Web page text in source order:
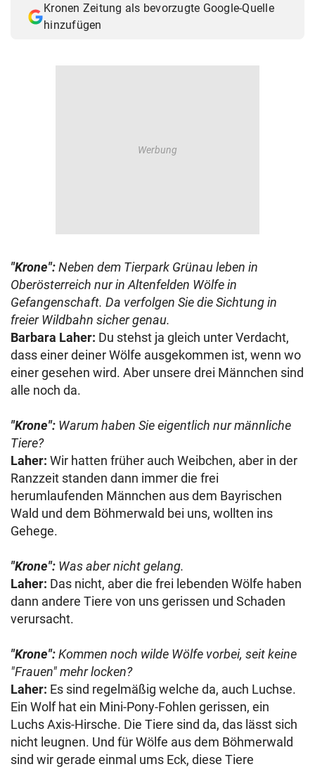
Kronen Zeitung als bevorzugte Google-Quelle
hinzufügen
"Krone":Neben dem Tierpark Grünau leben in
Oberösterreich nur in Altenfelden Wölfe in
Gefangenschaft. Da verfolgen Sie die Sichtung in
freier Wildbahn sicher genau.
Barbara Laher: Du stehst ja gleich unter Verdacht,
dass einer deiner Wölfe ausgekommen ist, wenn wo
einer gesehen wird. Aber unsere drei Männchen sind
alle noch da.
"Krone": Warum haben Sie eigentlich nur männliche
Tiere?
Laher: Wir hatten früher auch Weibchen, aber in der
Ranzzeit standen dann immer die frei
herumlaufenden Männchen aus dem Bayrischen
Wald und dem Böhmerwald bei uns, wollten ins
Gehege.
"Krone": Was aber nicht gelang.
Laher: Das nicht, aber die frei lebenden Wölfe haben
dann andere Tiere von uns gerissen und Schaden
verursacht.
"Krone":Kommen noch wilde Wölfe vorbei, seit keine
"Frauen" mehr locken?
Laher: Es sind regelmäßig welche da, auch Luchse.
Ein Wolf hat ein Mini-Pony-Fohlen gerissen, ein
Luchs Axis-Hirsche. Die Tiere sind da, das lässt sich
nicht leugnen. Und für Wölfe aus dem Böhmerwald
sind wir gerade einmal ums Eck, diese Tiere